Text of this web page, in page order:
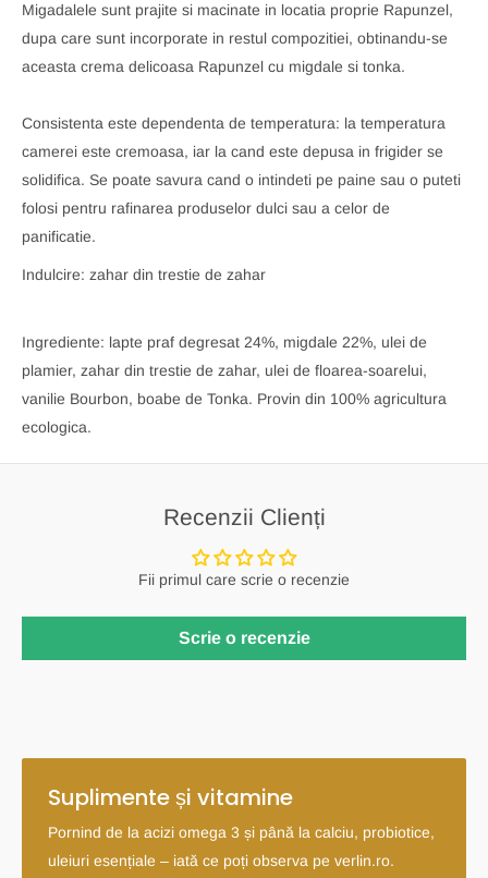
Migadalele sunt prajite si macinate in locatia proprie Rapunzel,
dupa care sunt incorporate in restul compozitiei, obtinandu-se
aceasta crema delicoasa Rapunzel cu migdale si tonka.
Consistenta este dependenta de temperatura: la temperatura
camerei este cremoasa, iar la cand este depusa in frigider se
solidifica. Se poate savura cand o intindeti pe paine sau o puteti
folosi pentru rafinarea produselor dulci sau a celor de
panificatie.
Indulcire: zahar din trestie de zahar
Ingrediente: lapte praf degresat 24%, migdale 22%, ulei de
plamier, zahar din trestie de zahar, ulei de floarea-soarelui,
vanilie Bourbon, boabe de Tonka. Provin din 100% agricultura
ecologica.
Recenzii Clienți
Fii primul care scrie o recenzie
Scrie o recenzie
Suplimente și vitamine
Pornind de la acizi omega 3 și până la calciu, probiotice,
uleiuri esențiale – iată ce poți observa pe verlin.ro.